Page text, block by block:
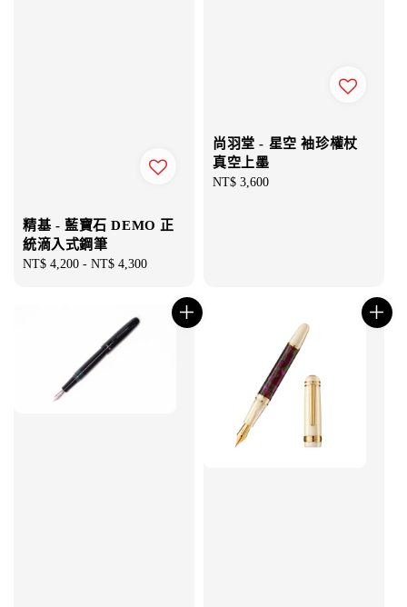
精基 - 藍寶石 DEMO 正
統滴入式鋼筆
Regular
NT$ 4,200 - NT$ 4,300
尚羽堂 - 星空 袖珍權杖
真空上墨
Regular
NT$ 3,600